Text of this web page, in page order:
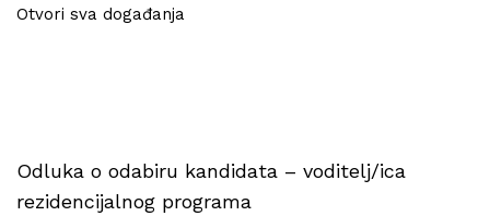
Otvori sva događanja
Odluka o odabiru kandidata – voditelj/ica
rezidencijalnog programa